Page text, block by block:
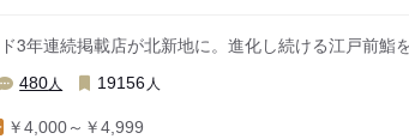
3年連続掲載店が北新地に。進化し続ける江戸前鮨
480人 19156 人
￥4,000～￥4,999